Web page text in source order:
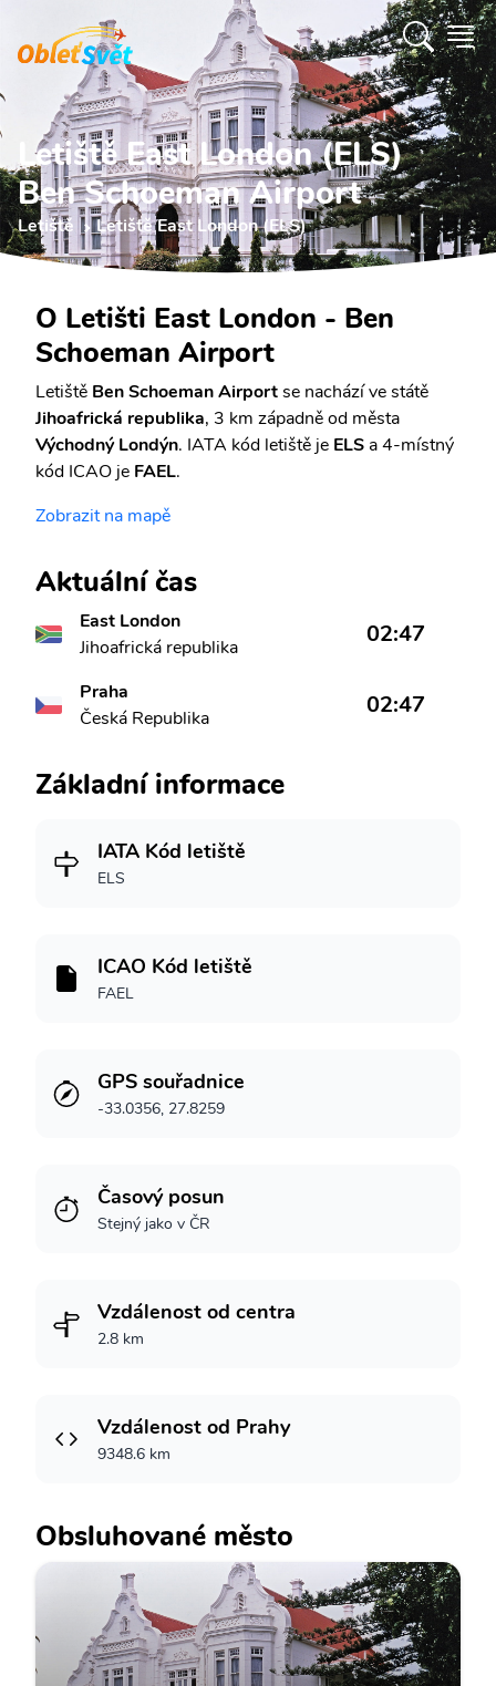
Letiště East London (ELS)
Ben Schoeman Airport
Letiště Letiště East London (ELS)
O Letišti East London - Ben
Schoeman Airport
Letiště Ben Schoeman Airportse nachází ve státě
Jihoafrická republika, 3 km západně od města
Východný Londýn. IATA kód letiště je ELS a 4-místný
kód ICAO je FAEL.
Zobrazit na mapě
Aktuální čas
East London
Jihoafrická republika
02:47
Praha
Česká Republika
02:47
Základní informace
IATA Kód letiště
ELS
ICAO Kód letiště
FAEL
GPS souřadnice
-33.0356, 27.8259
Časový posun
Stejný jako v ČR
Vzdálenost od centra
2.8 km
Vzdálenost od Prahy
9348.6 km
Obsluhované město